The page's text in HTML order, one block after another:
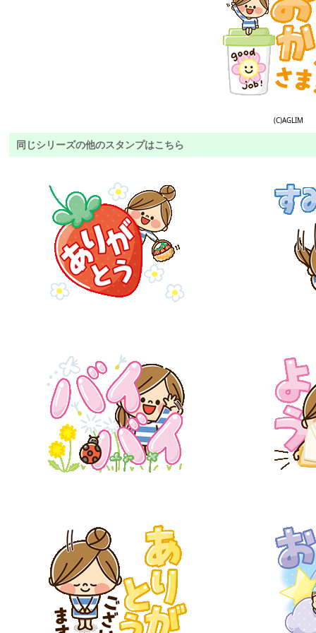
(C)AGLIM
同じシリーズの他のスタンプはこちら